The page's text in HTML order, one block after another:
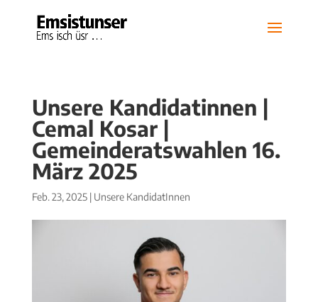
Unsere Kandidatinnen |
Cemal Kosar |
Gemeinderatswahlen 16.
März 2025
Feb. 23, 2025| Unsere KandidatInnen